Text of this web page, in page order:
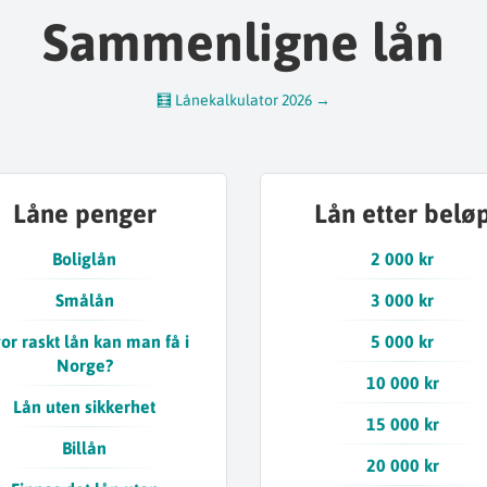
Sammenligne lån
🧮 Lånekalkulator 2026 →
Låne penger
Boliglån
Smålån
raskt lån kan man få i
Norge?
Lån uten sikkerhet
Billån
Lån etter
2 000 kr
3 000 kr
5 000 kr
10 000 kr
15 000 kr
20 000 kr